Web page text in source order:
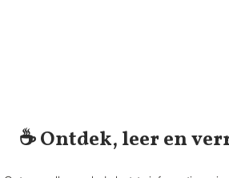
☕️ Ontdek, leer en